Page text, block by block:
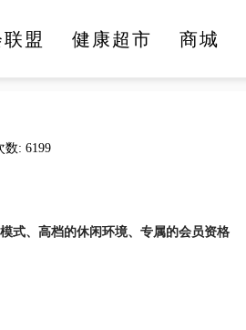
盟 健康超市 商城
数: 6199
、高档的休闲环境、专属的会员资格